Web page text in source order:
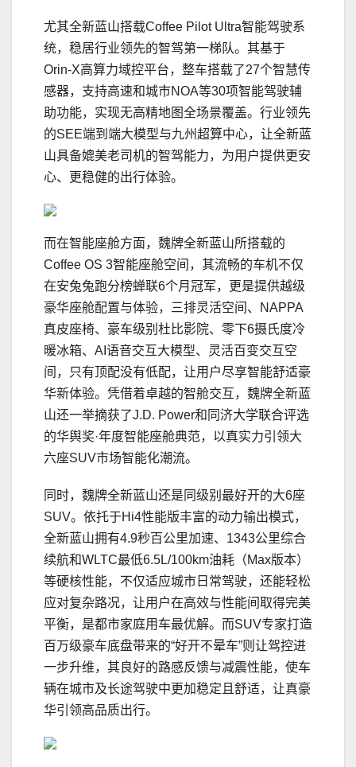
尤其全新蓝山搭载Coffee Pilot Ultra智能驾驶系
统，稳居行业领先的智驾第一梯队。其基于
Orin-X高算力域控平台，整车搭载了27个智慧传
感器，支持高速和城市NOA等30项智能驾驶辅
助功能，实现无高精地图全场景覆盖。行业领先
的SEE端到端大模型与九州超算中心，让全新蓝
山具备媲美老司机的智驾能力，为用户提供更安
心、更稳健的出行体验。
而在智能座舱方面，魏牌全新蓝山所搭载的
Coffee OS 3智能座舱空间，其流畅的车机不仅
在安兔兔跑分榜蝉联6个月冠军，更是提供越级
豪华座舱配置与体验，三排灵活空间、NAPPA
真皮座椅、豪车级别杜比影院、零下6摄氏度冷
暖冰箱、AI语音交互大模型、灵活百变交互空
间，只有顶配没有低配，让用户尽享智能舒适豪
华新体验。凭借着卓越的智舱交互，魏牌全新蓝
山还一举摘获了J.D. Power和同济大学联合评选
的华舆奖·年度智能座舱典范，以真实力引领大
六座SUV市场智能化潮流。
同时，魏牌全新蓝山还是同级别最好开的大6座
SUV。依托于Hi4性能版丰富的动力输出模式，
全新蓝山拥有4.9秒百公里加速、1343公里综合
续航和WLTC最低6.5L/100km油耗（Max版本）
等硬核性能，不仅适应城市日常驾驶，还能轻松
应对复杂路况，让用户在高效与性能间取得完美
平衡，是都市家庭用车最优解。而SUV专家打造
百万级豪车底盘带来的“好开不晕车”则让驾控进
一步升维，其良好的路感反馈与减震性能，使车
辆在城市及长途驾驶中更加稳定且舒适，让真豪
华引领高品质出行。